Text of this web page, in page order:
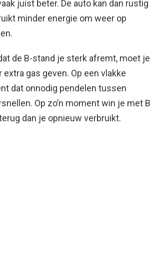
juist beter. De auto kan dan rustig
minder energie om weer op
de B-stand je sterk afremt, moet je
extra gas geven. Op een vlakke
dat onnodig pendelen tussen
Op zo’n moment win je met B
dan je opnieuw verbruikt.